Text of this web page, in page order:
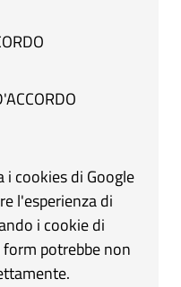
cookies di Google
l'esperienza di
i cookie di
potrebbe non